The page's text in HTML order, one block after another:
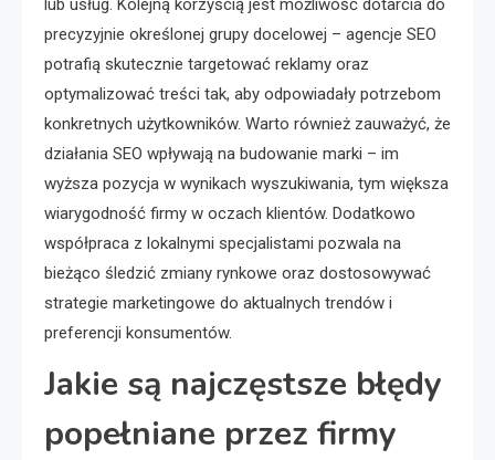
lub usług. Kolejną korzyścią jest możliwość dotarcia do
precyzyjnie określonej grupy docelowej – agencje SEO
potrafią skutecznie targetować reklamy oraz
optymalizować treści tak, aby odpowiadały potrzebom
konkretnych użytkowników. Warto również zauważyć, że
działania SEO wpływają na budowanie marki – im
wyższa pozycja w wynikach wyszukiwania, tym większa
wiarygodność firmy w oczach klientów. Dodatkowo
współpraca z lokalnymi specjalistami pozwala na
bieżąco śledzić zmiany rynkowe oraz dostosowywać
strategie marketingowe do aktualnych trendów i
preferencji konsumentów.
Jakie są najczęstsze błędy
popełniane przez firmy